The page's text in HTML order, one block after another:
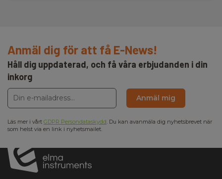
Anmäl dig för att få E-News!
Håll dig uppdaterad, och få våra erbjudanden i din
inkorg
Anmäl mig
Läs mer i vårt GDPR Persondataskydd. Du kan avanmäla dig nyhetsbrevet när
som helst via en link i nyhetsmailet.